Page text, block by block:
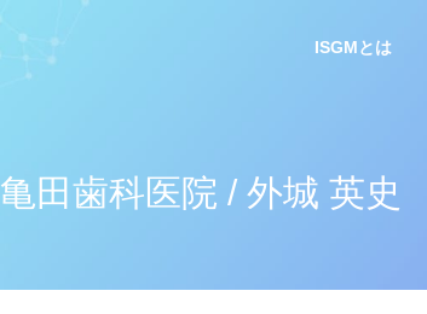
ISGMとは
亀田歯科医院 / 外城 英史